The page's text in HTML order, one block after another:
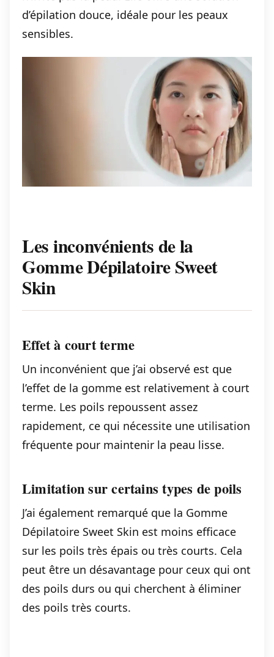
d’épilation douce, idéale pour les peaux
sensibles.
Les inconvénients de la
Gomme Dépilatoire Sweet
Skin
Effet à court terme
Un inconvénient que j’ai observé est que
l’effet de la gomme est relativement à court
terme. Les poils repoussent assez
rapidement, ce qui nécessite une utilisation
fréquente pour maintenir la peau lisse.
Limitation sur certains types de poils
J’ai également remarqué que la Gomme
Dépilatoire Sweet Skin est moins efficace
sur les poils très épais ou très courts. Cela
peut être un désavantage pour ceux qui ont
des poils durs ou qui cherchent à éliminer
des poils très courts.